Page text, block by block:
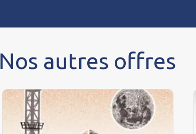
Nos autres offres